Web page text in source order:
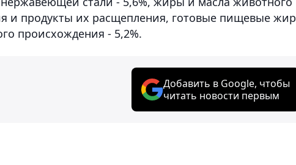
и продукты их расщепления, готовые пищевые
происхождения - 5,2%.
Добавить в Google, чтобы
читать новости первым